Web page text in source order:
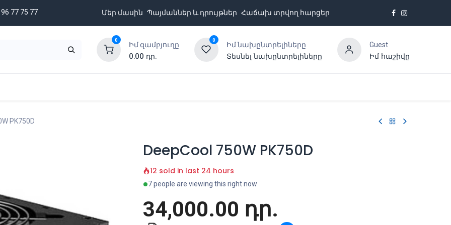
77 75 77 Մեր մասին Պայմաններ և դրույթներ Հաճախ տրվող հարցեր
0
Իմ զամբյուղը
0.00 դր.
0
Իմ նախընտրելիները
Տեսնել նախընտրելիները
Guest
Իմ հաշիվը
PK750D
DeepCool 750W PK750D
12 sold in last 24 hours
7 people are viewing this right now
34,000.00 դր.